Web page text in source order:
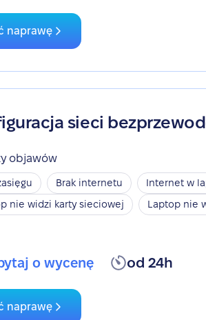
naprawę
sieci
objawów
Brak internetu
Internet w
nie widzi karty sieciowej
Laptop nie
o wycenę od 24h
naprawę